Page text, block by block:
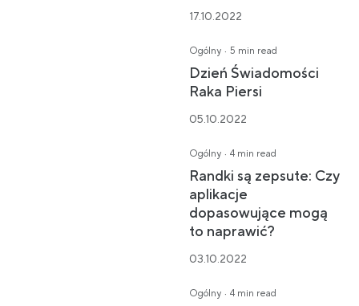
17.10.2022
Ogólny · 5 min read
Dzień Świadomości
Raka Piersi
05.10.2022
Ogólny · 4 min read
Randki są zepsute: Czy
aplikacje
dopasowujące mogą
to naprawić?
03.10.2022
Ogólny · 4 min read